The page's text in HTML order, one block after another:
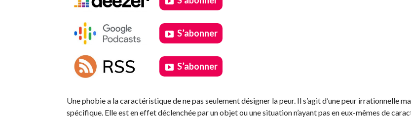
S’abonner
S’abonner
Une phobie a la caractéristique de ne pas seulement désigner la peur. Il s’agit d’une peur irrationnelle
spécifique. Elle est en effet déclenchée par un objet ou une situation n’ayant pas en eux-mêmes de